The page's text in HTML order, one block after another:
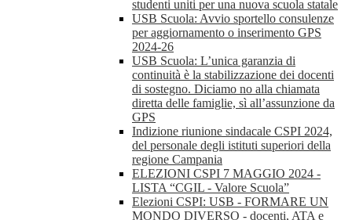
studenti uniti per una nuova scuola statale
USB Scuola: Avvio sportello consulenze
per aggiornamento o inserimento GPS
2024-26
USB Scuola: L’unica garanzia di
continuità è la stabilizzazione dei docenti
di sostegno. Diciamo no alla chiamata
diretta delle famiglie, sì all’assunzione da
GPS
Indizione riunione sindacale CSPI 2024,
del personale degli istituti superiori della
regione Campania
ELEZIONI CSPI 7 MAGGIO 2024 -
LISTA “CGIL - Valore Scuola”
Elezioni CSPI: USB - FORMARE UN
MONDO DIVERSO - docenti, ATA e